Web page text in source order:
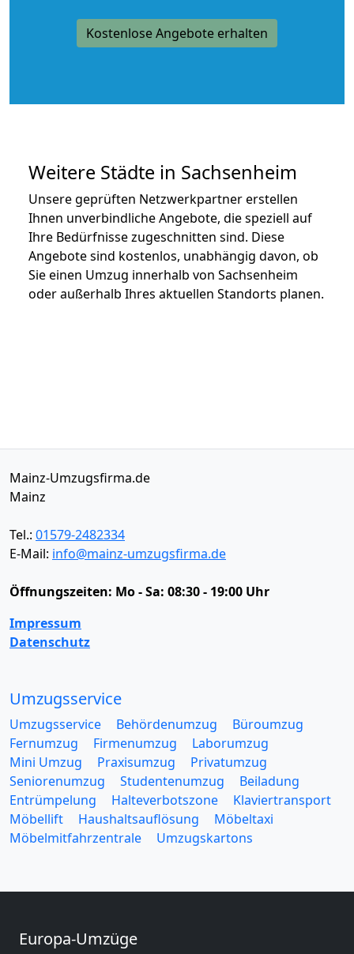
Kostenlose Angebote erhalten
Weitere Städte in Sachsenheim
Unsere geprüften Netzwerkpartner erstellen
Ihnen unverbindliche Angebote, die speziell auf
Ihre Bedürfnisse zugeschnitten sind. Diese
Angebote sind kostenlos, unabhängig davon, ob
Sie einen Umzug innerhalb von Sachsenheim
oder außerhalb Ihres aktuellen Standorts planen.
Mainz-Umzugsfirma.de
Mainz
Tel.: 01579-2482334
E-Mail: info@mainz-umzugsfirma.de
Öffnungszeiten: Mo - Sa: 08:30 - 19:00 Uhr
Impressum
Datenschutz
Umzugsservice
Umzugsservice Behördenumzug
Büroumzug
Fernumzug
Firmenumzug
Laborumzug
Mini Umzug
Praxisumzug
Privatumzug
Seniorenumzug
Studentenumzug
Beiladung
Entrümpelung
Halteverbotszone
Klaviertransport
Möbellift
Haushaltsauflösung
Möbeltaxi
Möbelmitfahrzentrale
Umzugskartons
Europa-Umzüge